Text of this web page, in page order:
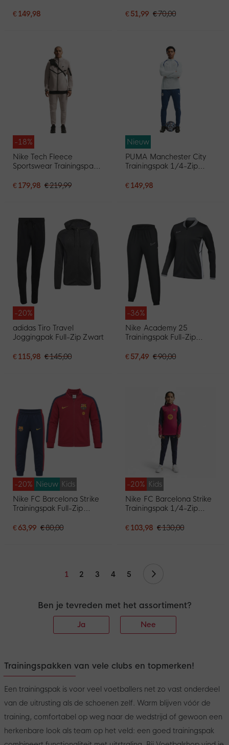
Donkerblauw Goudgeel
€ 149,98
€ 51,99 € 70,00
-18%
Nike Tech Fleece
Sportswear Trainingspak
€ 179,98 € 219,99
Nieuw
PUMA Manchester City
Trainingspak 1/4-Zip
Donkerblauw
€ 149,98
-20%
adidas Tiro Travel
Joggingpak Full-Zip Zwart
€ 115,98 € 145,00
-36%
Nike Academy 25
Trainingspak Full-Zip
€ 57,49 € 90,00
-20% Nieuw Kids
Nike FC Barcelona Strike
Trainingspak Full-Zip
Peuters Rood
€ 63,99 € 80,00
-20% Kids
Nike FC Barcelona Strike
Trainingspak 1/4-Zip
Donkerblauw Geel
€ 103,98 € 130,00
1 2 3 4 5
Ben je tevreden met het assortiment?
Ja Nee
Trainingspakken van vele clubs en topmerken!
Een trainingspak is voor veel voetballers net zo vast onderdeel
van de uitrusting als de schoenen zelf. Warm blijven vóór de
training, comfortabel op weg naar de wedstrijd of gewoon een
herkenbare look als team op het veld: een goed trainingspak